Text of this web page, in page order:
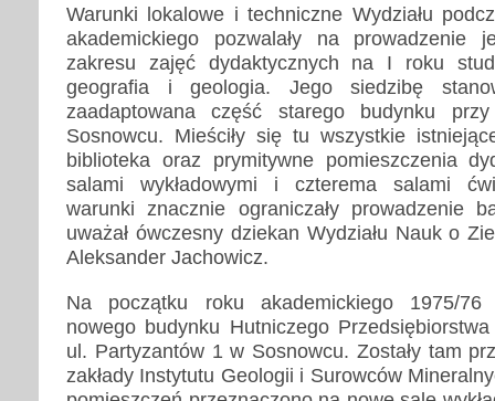
Warunki lokalowe i techniczne Wydziału
akademickiego pozwalały na prowadzenie
zakresu zajęć dydaktycznych na I roku
geografia i geologia. Jego siedzibę
zaadaptowana część starego budynku
Sosnowcu. Mieściły się tu wszystkie
biblioteka oraz prymitywne pomieszczenia
salami wykładowymi i czterema salami
warunki znacznie ograniczały prowadzenie
uważał ówczesny dziekan Wydziału Nauk o
Aleksander Jachowicz.
Na początku roku akademickiego 1975/76
nowego budynku Hutniczego
ul. Partyzantów 1 w Sosnowcu. Zostały tam
zakłady Instytutu Geologii i Surowców